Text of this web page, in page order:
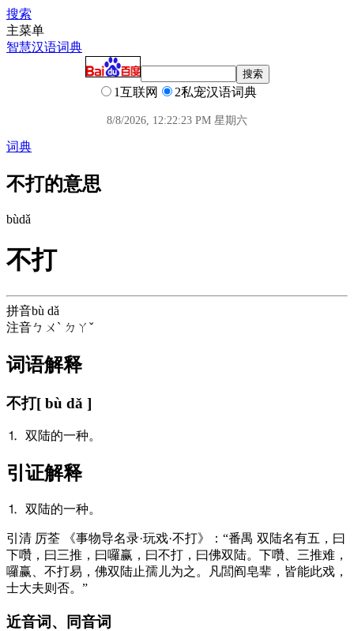
搜索
主菜单
智慧汉语词典
1互联网 2私宠汉语词典
8/8/2026, 12:22:24 PM 星期六
词典
不打的意思
bùdǎ
不打
拼音bù dǎ
注音ㄅㄨˋ ㄉㄚˇ
词语解释
不打[ bù dǎ ]
⒈ 双陆的一种。
引证解释
⒈ 双陆的一种。
引 清 厉荃 《事物导名录·玩戏·不打》：“番禺 双陆名有五，曰
下囋，曰三推，曰囉赢，曰不打，曰佛双陆。下囋、三推难，
囉赢、不打易，佛双陆止孺儿为之。凡閭阎皂辈，皆能此戏，
士大夫则否。”
近音词、同音词